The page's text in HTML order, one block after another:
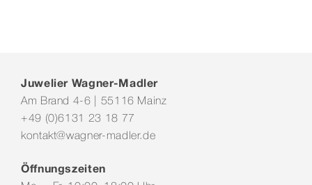
Juwelier Wagner-Madler
Am Brand 4-6 | 55116 Mainz
+49 (0)6131 23 18 77
kontakt@wagner-madler.de
Öffnungszeiten